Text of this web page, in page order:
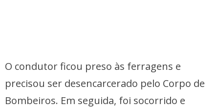
O condutor ficou preso às ferragens e
precisou ser desencarcerado pelo Corpo de
Bombeiros. Em seguida, foi socorrido e